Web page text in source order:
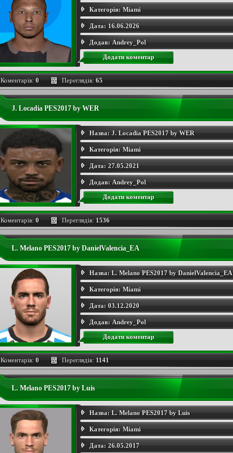
Категорія: Miami
Дата: 16.06.2026
Додав: Andrey_Pol
Додати коментар
Коментарів: 0 Переглядів: 65
J. Locadia PES2017 by WER
Назва: J. Locadia PES2017 by WER
Категорія: Miami
Дата: 27.05.2021
Додав: Andrey_Pol
Додати коментар
Коментарів: 0 Переглядів: 1536
L. Melano PES2017 by DanielValencia_EA
Назва: L. Melano PES2017 by DanielValencia_EA
Категорія: Miami
Дата: 03.12.2020
Додав: Andrey_Pol
Додати коментар
Коментарів: 0 Переглядів: 1141
L. Melano PES2017 by Luis
Назва: L. Melano PES2017 by Luis
Категорія: Miami
Дата: 26.05.2017